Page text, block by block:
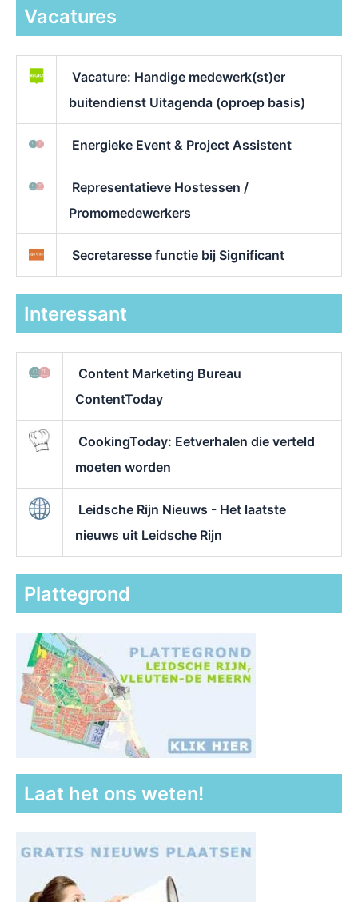
Vacatures
Vacature: Handige medewerk(st)er
buitendienst Uitagenda (oproep basis)
Energieke Event & Project Assistent
Representatieve Hostessen /
Promomedewerkers
Secretaresse functie bij Significant
Interessant
Content Marketing Bureau
ContentToday
CookingToday: Eetverhalen die verteld
moeten worden
Leidsche Rijn Nieuws - Het laatste
nieuws uit Leidsche Rijn
Plattegrond
Laat het ons weten!